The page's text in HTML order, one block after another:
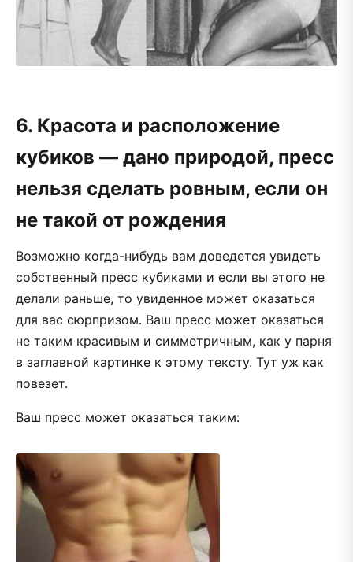
6. Красота и расположение
кубиков — дано природой, пресс
нельзя сделать ровным, если он
не такой от рождения
Возможно когда-нибудь вам доведется увидеть
собственный пресс кубиками и если вы этого не
делали раньше, то увиденное может оказаться
для вас сюрпризом. Ваш пресс может оказаться
не таким красивым и симметричным, как у парня
в заглавной картинке к этому тексту. Тут уж как
повезет.
Ваш пресс может оказаться таким: